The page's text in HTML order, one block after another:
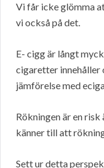
Vi får icke glömma
vi också på det.
E- cigg är långt
cigaretter innehåller
jämförelse med
Rökningen är en
känner till att
Sett ur detta